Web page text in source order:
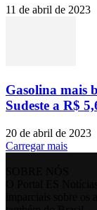
11 de abril de 2023
Gasolina mais
Sudeste a R$
20 de abril de 2023
Carregar mais